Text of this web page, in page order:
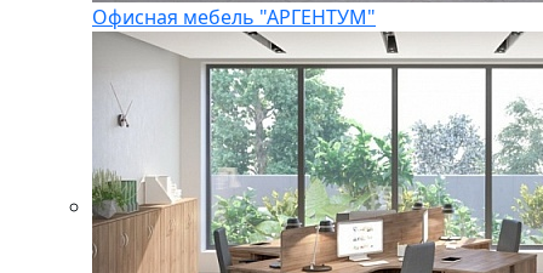
Офисная мебель "АРГЕНТУМ"